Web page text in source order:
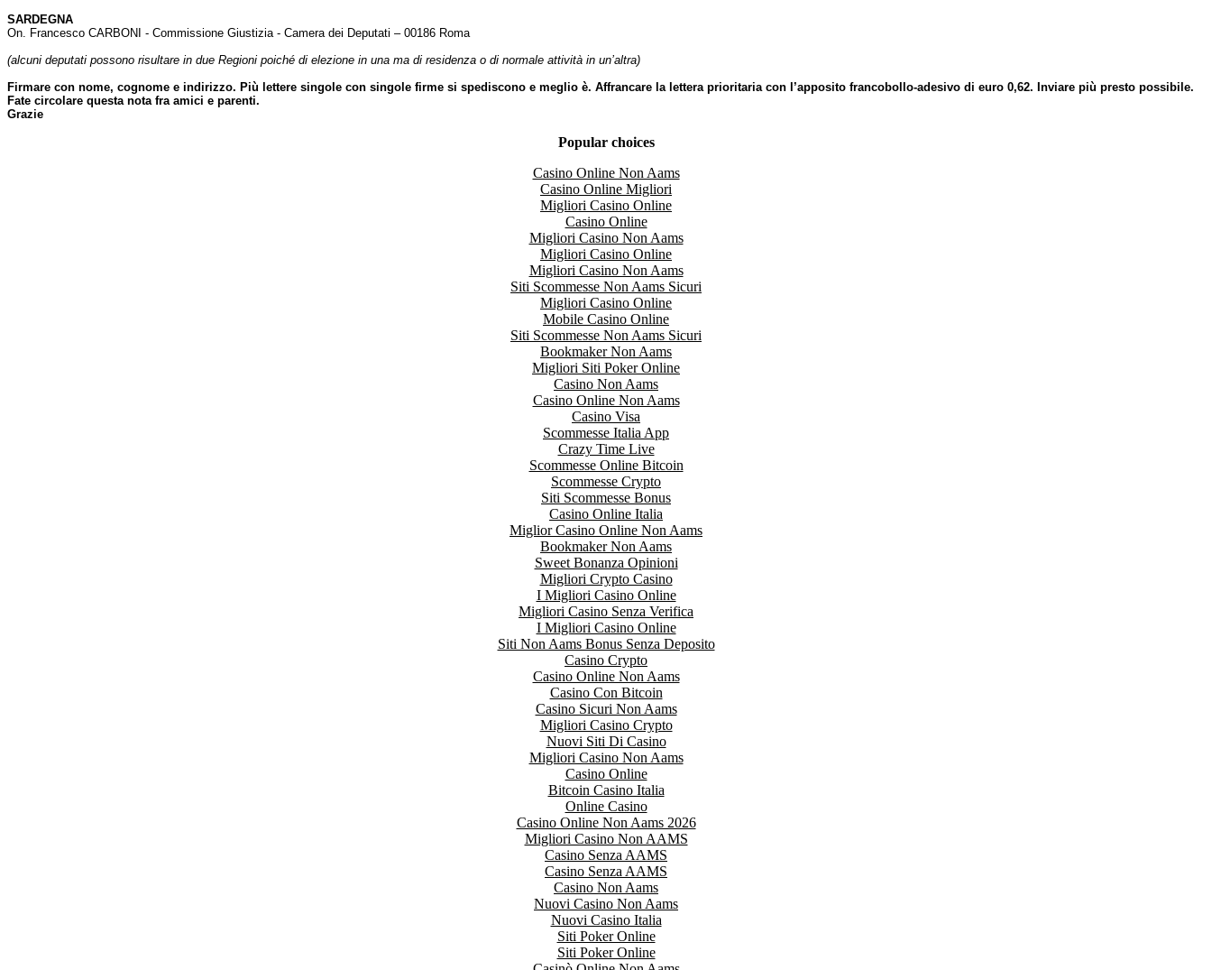
SARDEGNA
On. Francesco CARBONI - Commissione Giustizia - Camera dei Deputati – 00186 Roma
(alcuni deputati possono risultare in due Regioni poiché di elezione in una ma di residenza o di normale attività in un’altra)
Firmare con nome, cognome e indirizzo. Più lettere singole con singole firme si spediscono e meglio è. Affrancare la lettera prioritaria con l’apposito francobollo-adesivo di euro 0,62. Inviare più presto possibile.
Fate circolare questa nota fra amici e parenti.
Grazie
Popular choices
Casino Online Non Aams
Casino Online Migliori
Migliori Casino Online
Casino Online
Migliori Casino Non Aams
Migliori Casino Online
Migliori Casino Non Aams
Siti Scommesse Non Aams Sicuri
Migliori Casino Online
Mobile Casino Online
Siti Scommesse Non Aams Sicuri
Bookmaker Non Aams
Migliori Siti Poker Online
Casino Non Aams
Casino Online Non Aams
Casino Visa
Scommesse Italia App
Crazy Time Live
Scommesse Online Bitcoin
Scommesse Crypto
Siti Scommesse Bonus
Casino Online Italia
Miglior Casino Online Non Aams
Bookmaker Non Aams
Sweet Bonanza Opinioni
Migliori Crypto Casino
I Migliori Casino Online
Migliori Casino Senza Verifica
I Migliori Casino Online
Siti Non Aams Bonus Senza Deposito
Casino Crypto
Casino Online Non Aams
Casino Con Bitcoin
Casino Sicuri Non Aams
Migliori Casino Crypto
Nuovi Siti Di Casino
Migliori Casino Non Aams
Casino Online
Bitcoin Casino Italia
Online Casino
Casino Online Non Aams 2026
Migliori Casino Non AAMS
Casino Senza AAMS
Casino Senza AAMS
Casino Non Aams
Nuovi Casino Non Aams
Nuovi Casino Italia
Siti Poker Online
Siti Poker Online